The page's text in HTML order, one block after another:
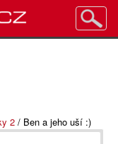
2 / Ben a jeho uší :)